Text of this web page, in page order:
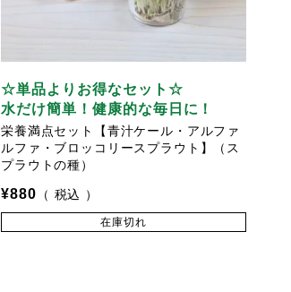
☆単品よりお得なセット☆
水だけ簡単！健康的な毎日に！
栄養満点セット【青汁ケール・アルファ
ルファ・ブロッコリースプラウト】（ス
プラウトの種）
¥880 税込
在庫切れ